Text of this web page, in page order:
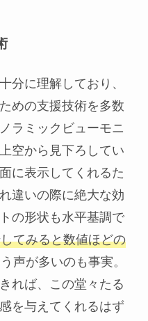
分に理解しており、
めの支援技術を多数
ラミックビューモニ
空から見下ろしてい
に表示してくれるた
違いの際に絶大な効
の形状も水平基調で
てみると数値ほどの
声が多いのも事実。
れば、この堂々たる
を与えてくれるはず